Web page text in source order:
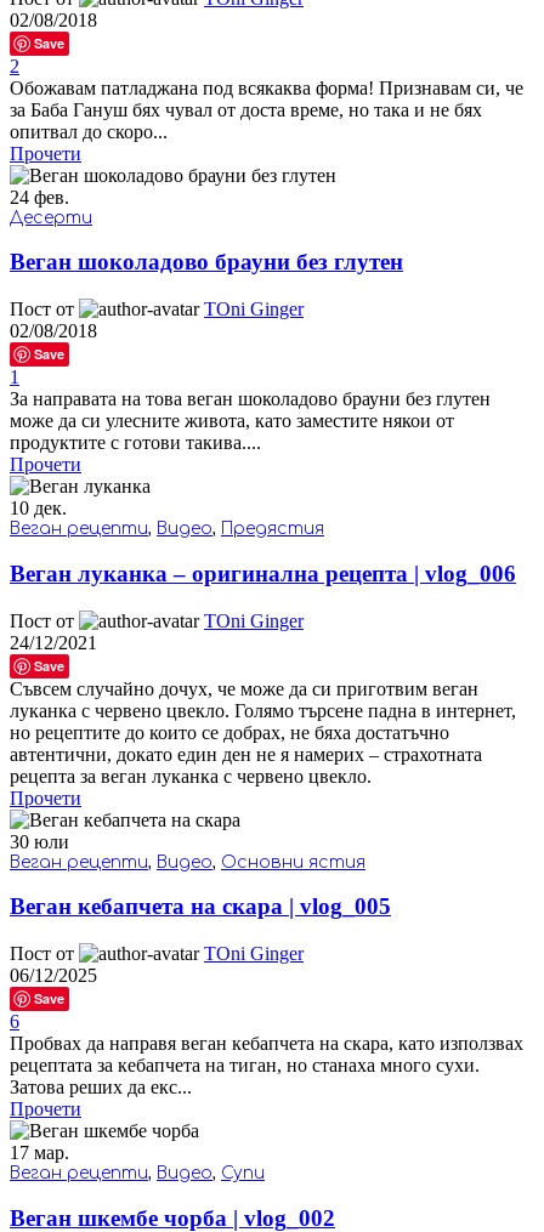
02/08/2018
Save
2
Обожавам патладжана под всякаква форма! Признавам си, че
за Баба Гануш бях чувал от доста време, но така и не бях
опитвал до скоро...
Прочети
24 фев.
Десерти
Веган шоколадово брауни без глутен
Пост от
TOni Ginger
02/08/2018
Save
1
За направата на това веган шоколадово брауни без глутен
може да си улесните живота, като заместите някои от
продуктите с готови такива....
Прочети
10 дек.
Веган рецепти, Видео, Предястия
Веган луканка – оригинална рецепта | vlog_006
Пост от
TOni Ginger
24/12/2021
Save
Съвсем случайно дочух, че може да си приготвим веган
луканка с червено цвекло. Голямо търсене падна в интернет,
но рецептите до които се добрах, не бяха достатъчно
автентични, докато един ден не я намерих – страхотната
рецепта за веган луканка с червено цвекло.
Прочети
30 юли
Веган рецепти, Видео, Основни ястия
Веган кебапчета на скара | vlog_005
Пост от
TOni Ginger
06/12/2025
Save
6
Пробвах да направя веган кебапчета на скара, като използвах
рецептата за кебапчета на тиган, но станаха много сухи.
Затова реших да екс...
Прочети
17 мар.
Веган рецепти, Видео, Супи
Веган шкембе чорба | vlog_002